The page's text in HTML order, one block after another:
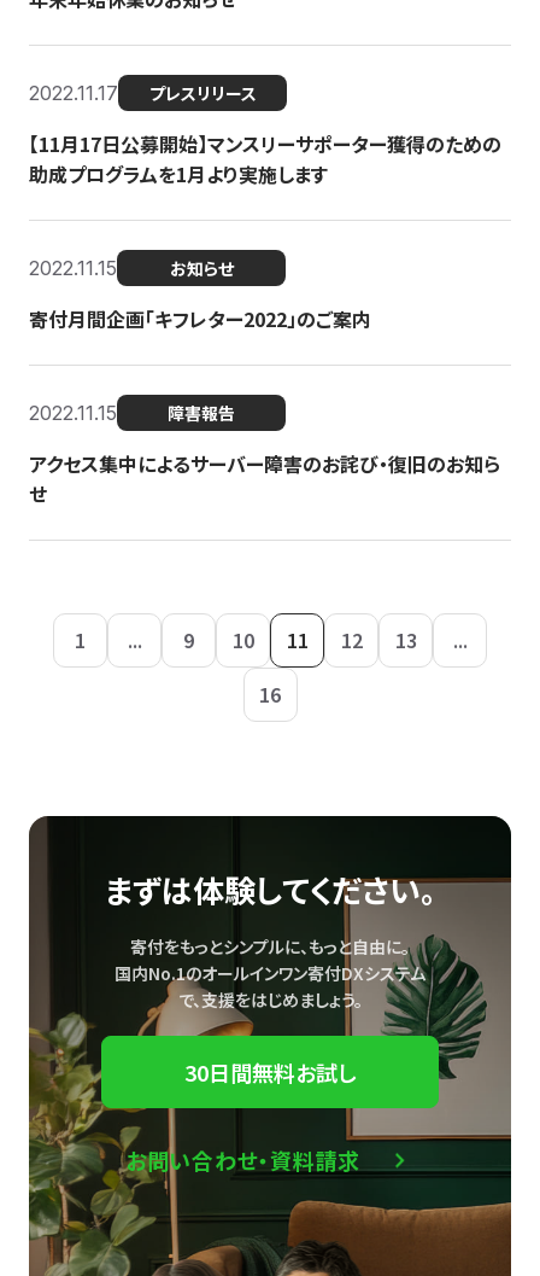
2022.11.17 プレスリリース
【11月17日公募開始】マンスリーサポーター獲得のための
助成プログラムを1月より実施します
2022.11.15 お知らせ
寄付月間企画「キフレター2022」のご案内
2022.11.15 障害報告
アクセス集中によるサーバー障害のお詫び・復旧のお知ら
せ
1 ... 9 10 11 12 13
...
16
まずは体験してください。
寄付をもっとシンプルに、もっと自由に。
国内No.1のオールインワン寄付DXシステム
で、支援をはじめましょう。
30日間無料お試し
お問い合わせ・資料請求